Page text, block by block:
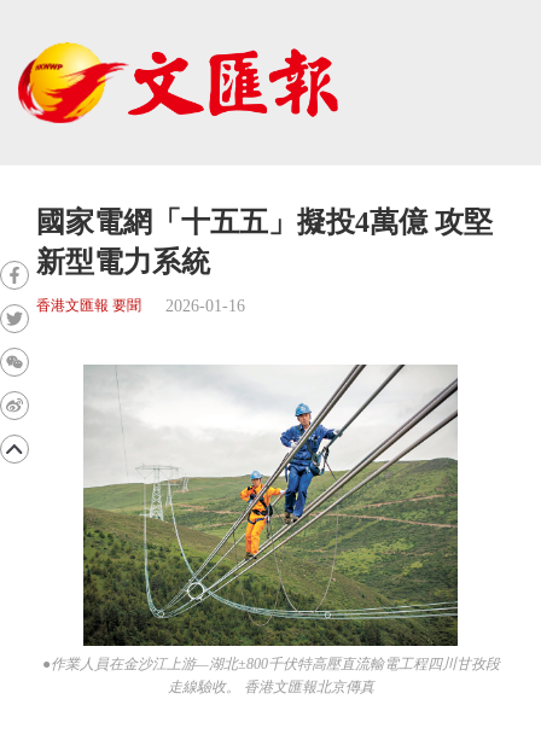
國家電網「十五五」擬投4萬億 攻堅
新型電力系統
香港文匯報 要聞 2026-01-16
●作業人員在金沙江上游—湖北±800千伏特高壓直流輸電工程四川甘孜段
走線驗收。 香港文匯報北京傳真